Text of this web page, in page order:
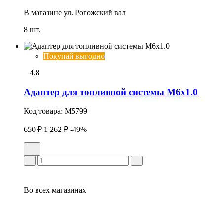
В магазине ул. Рогожский вал
8 шт.
Покупай выгодно
4.8
Адаптер для топливной системы M6x1.0
Код товара: M5799
650 ₽ 1 262 ₽ -49%
Во всех магазинах